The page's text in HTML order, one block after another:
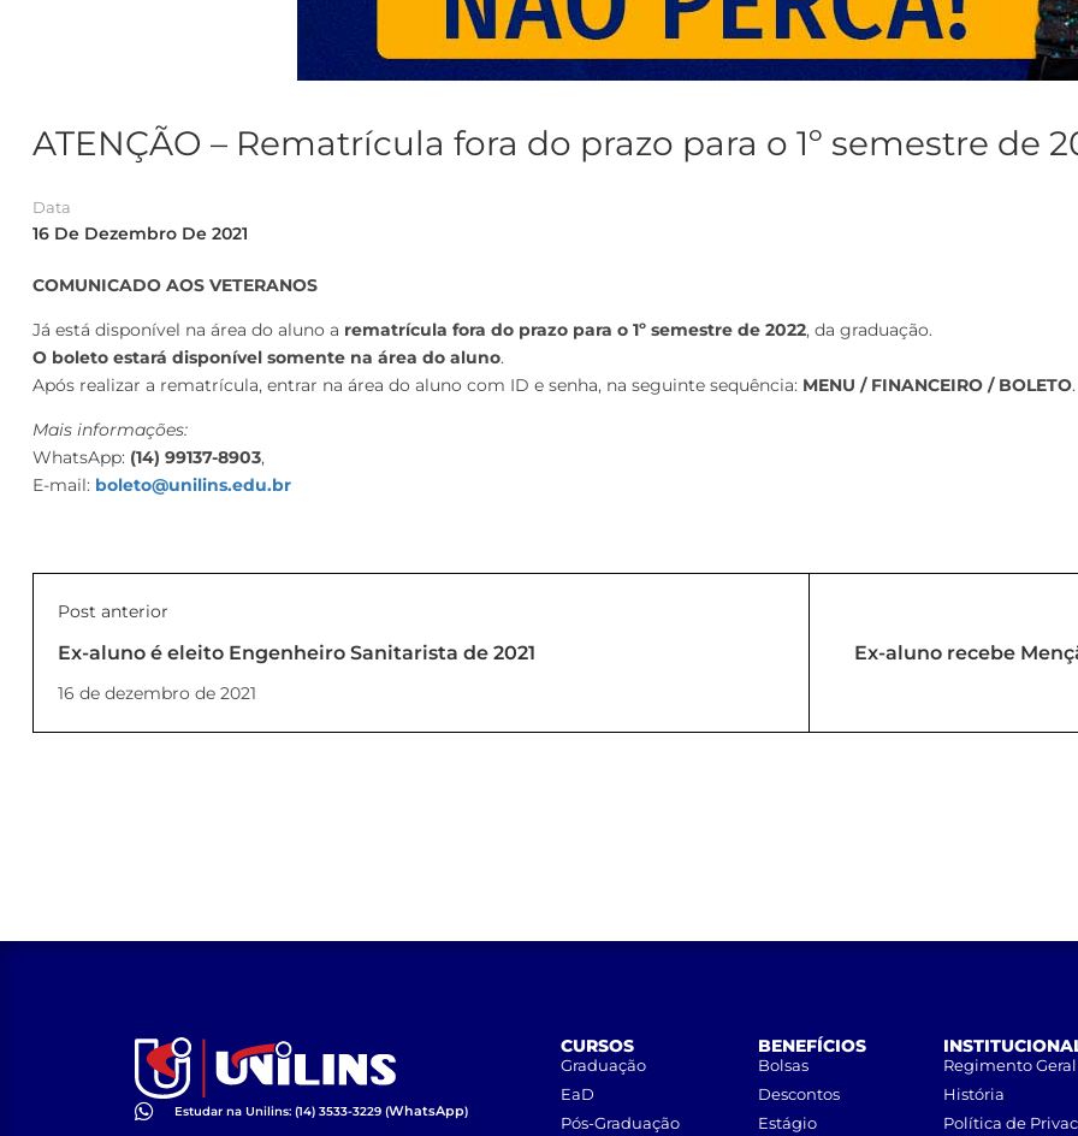
ATENÇÃO – Rematrícula fora do prazo para o 1º semestre de
Data
16 De Dezembro De 2021
COMUNICADO AOS VETERANOS
Já está disponível na área do aluno a rematrícula fora do prazo para o 1º semestre de 2022, da graduação.
O boleto estará disponível somente na área do aluno.
Após realizar a rematrícula, entrar na área do aluno com ID e senha, na seguinte sequência: MENU / FINANCEIRO / BOLETO.
Mais informações:
WhatsApp: (14) 99137-8903,
E-mail: boleto@unilins.edu.br
Post anterior
Ex-aluno é eleito Engenheiro Sanitarista de 2021
16 de dezembro de 2021
Ex-aluno recebe
Estudar na Unilins: (14) 3533-3229 (WhatsApp)
CURSOS
Graduação
EaD
Pós-Graduação
BENEFÍCIOS
Bolsas
Descontos
Estágio
Regimento Geral
História
Política de